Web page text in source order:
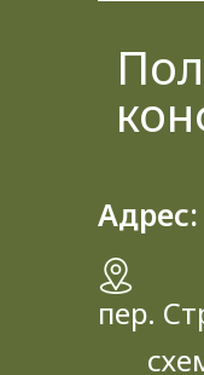
Адрес:
пер.